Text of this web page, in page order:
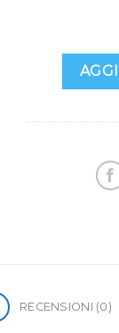
RECENSIONI (0)